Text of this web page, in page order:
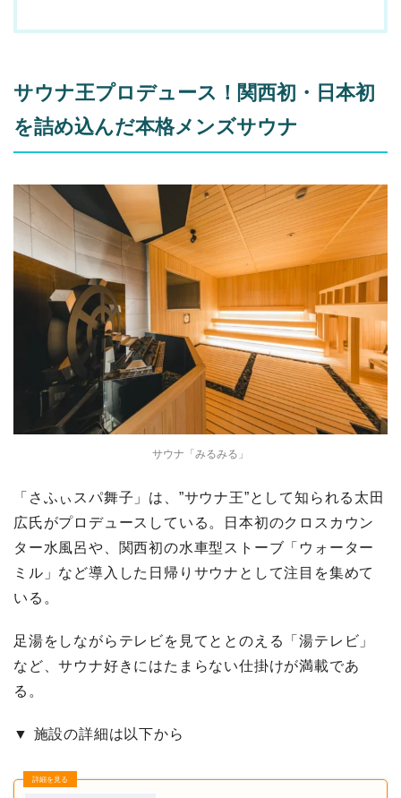
サウナ王プロデュース！関西初・日本初
を詰め込んだ本格メンズサウナ
サウナ「みるみる」
「さふぃスパ舞子」は、”サウナ王”として知られる太田
広氏がプロデュースしている。日本初のクロスカウン
ター水風呂や、関西初の水車型ストーブ「ウォーター
ミル」など導入した日帰りサウナとして注目を集めて
いる。
足湯をしながらテレビを見てととのえる「湯テレビ」
など、サウナ好きにはたまらない仕掛けが満載であ
る。
▼ 施設の詳細は以下から